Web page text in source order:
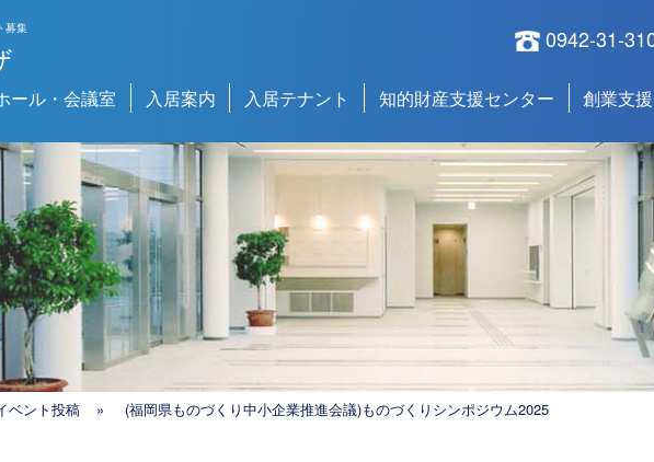
募集 0942-31-
ール・会議室 入居案内 入居テナント 知的財産支援センター 創業支援
ベント投稿 » (福岡県ものづくり中小企業推進会議)ものづくりシンポジウム2025